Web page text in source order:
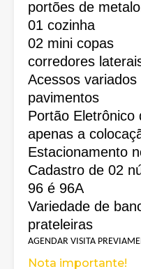
portões de
01 cozinha
02 mini copas
corredores
Acessos
pavimentos
Portão Eletrônico
apenas a
Estacionamento
Cadastro de 02
96 é 96A
Variedade de
prateleiras
AGENDAR VISITA
Nota importante!